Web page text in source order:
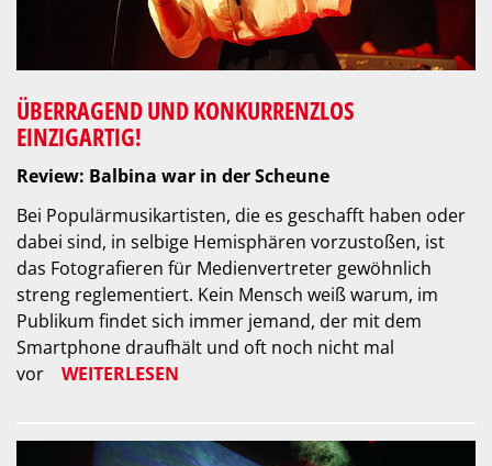
ÜBERRAGEND UND KONKURRENZLOS
EINZIGARTIG!
Review: Balbina war in der Scheune
Bei Populärmusikartisten, die es geschafft haben oder
dabei sind, in selbige Hemisphären vorzustoßen, ist
das Fotografieren für Medienvertreter gewöhnlich
streng reglementiert. Kein Mensch weiß warum, im
Publikum findet sich immer jemand, der mit dem
Smartphone draufhält und oft noch nicht mal
vor
WEITERLESEN